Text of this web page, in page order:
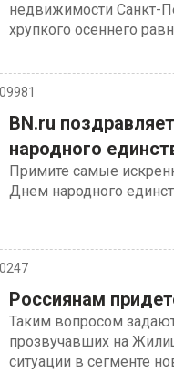
недвижимости Санкт-
хрупкого осеннего
BN.ru
народного
Примите самые
Днем народного
Россиянам
Таким вопросом
прозвучавших на
ситуации в сегменте